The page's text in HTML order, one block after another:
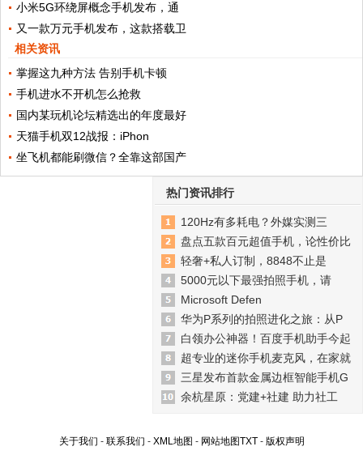
小米5G环绕屏概念手机发布，通
又一款万元手机发布，这款搭载卫
相关资讯
掌握这九种方法 告别手机卡顿
手机进水不开机怎么抢救
国内某玩机论坛精选出的年度最好
天猫手机双12战报：iPhon
坐飞机都能刷微信？全靠这部国产
热门资讯排行
120Hz有多耗电？外媒实测三
盘点五款百元超值手机，论性价比
轻奢+私人订制，8848不止是
5000元以下最强拍照手机，请
Microsoft Defen
华为P系列的拍照进化之旅：从P
白领办公神器！百度手机助手今起
超专业的迷你手机麦克风，在家就
三星发布首款金属边框智能手机G
余杭星原：党建+社建 助力社工
关于我们 - 联系我们 - XML地图 - 网站地图TXT- 版权声明